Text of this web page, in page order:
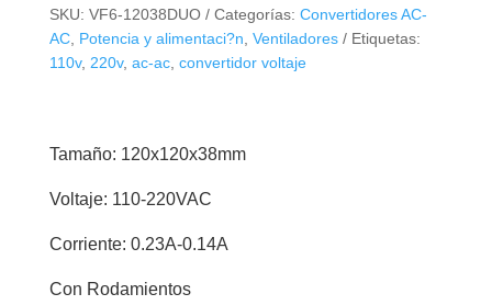
SKU: VF6-12038DUO Categorías: Convertidores AC-
AC, Potencia y alimentaci?n Ventiladores
Etiquetas:
110v, 220v, ac-ac, convertidor voltaje
Tamaño: 120x120x38mm
Voltaje: 110-220VAC
Corriente: 0.23A-0.14A
Con Rodamientos